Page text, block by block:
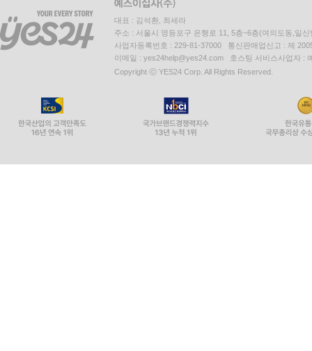
대표 : 김석환, 최세라
주소 : 서울시 영등포구 은행로 11, 5층~6층(여의도동,일신
사업자등록번호 : 229-81-37000 통신판매업신고 : 제
이메일 : yes24help@yes24.com 호스팅 서비스사업자 :
Copyright ⓒ YES24 Corp. All Rights Reserved.